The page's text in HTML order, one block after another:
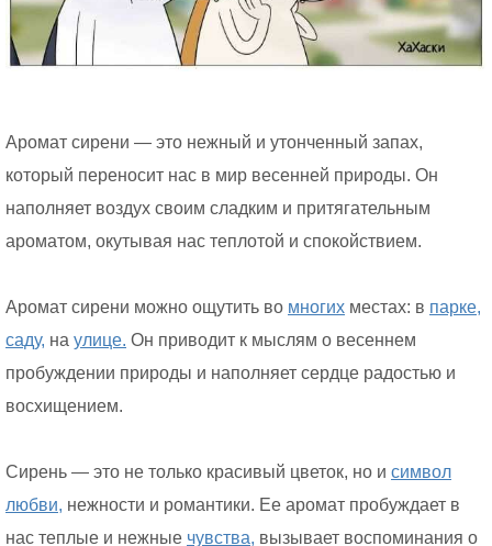
Аромат сирени — это нежный и утонченный запах,
который переносит нас в мир весенней природы. Он
наполняет воздух своим сладким и притягательным
ароматом, окутывая нас теплотой и спокойствием.
Аромат сирени можно ощутить во многих местах: в парке,
саду, на улице. Он приводит к мыслям о весеннем
пробуждении природы и наполняет сердце радостью и
восхищением.
Сирень — это не только красивый цветок, но и символ
любви, нежности и романтики. Ее аромат пробуждает в
нас теплые и нежные чувства, вызывает воспоминания о